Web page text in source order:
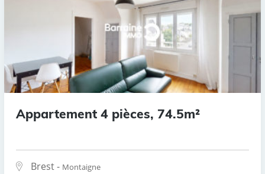
Appartement 4 pièces, 74.5m²
Brest - Montaigne